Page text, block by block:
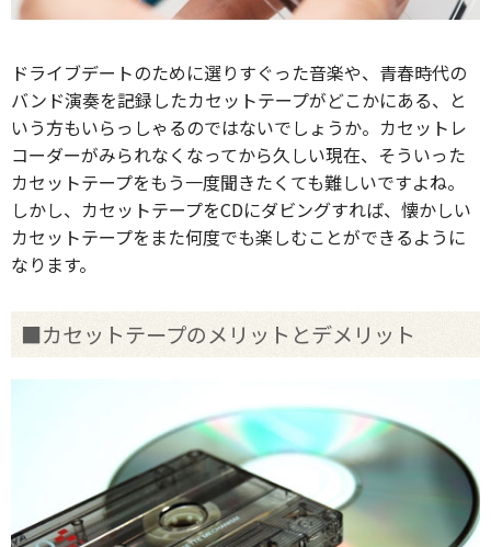
ドライブデートのために選りすぐった音楽や、青春時代の
バンド演奏を記録したカセットテープがどこかにある、と
いう方もいらっしゃるのではないでしょうか。カセットレ
コーダーがみられなくなってから久しい現在、そういった
カセットテープをもう一度聞きたくても難しいですよね。
しかし、カセットテープをCDにダビングすれば、懐かしい
カセットテープをまた何度でも楽しむことができるように
なります。
■カセットテープのメリットとデメリット